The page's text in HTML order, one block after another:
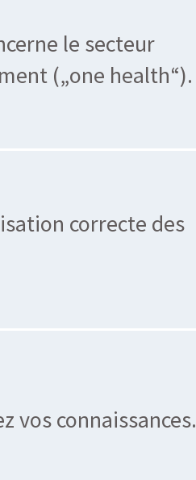
le secteur
(„one health“).
correcte des
vos connaissances.